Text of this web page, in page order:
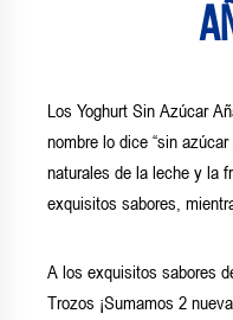
Los Yoghurt Sin Azúcar
nombre lo dice “sin
naturales de la leche y la
exquisitos sabores,
A los exquisitos sabores
Trozos ¡Sumamos 2